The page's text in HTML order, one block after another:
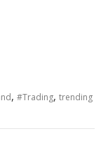
,#Trading,trending